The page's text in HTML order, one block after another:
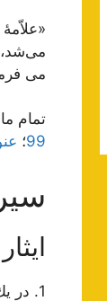
می‌شد،
می
تمام
99؛
1. در